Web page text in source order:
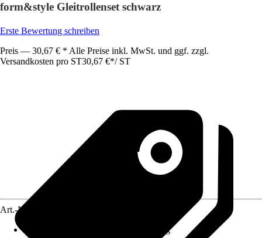
form&style Gleitrollenset schwarz
Erste Bewertung schreiben
Preis — 30,67 € * Alle Preise inkl. MwSt. und ggf. zzgl.
Versandkosten pro ST30,67 €*/ ST
Art.-Nr.
Duschabtrennung